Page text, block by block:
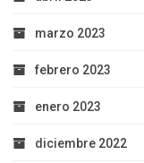
marzo 2023
febrero 2023
enero 2023
diciembre 2022